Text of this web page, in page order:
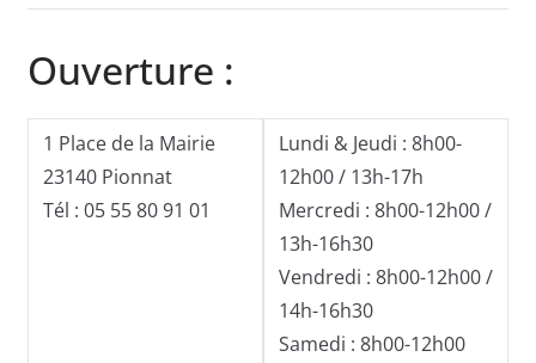
Ouverture :
1 Place de la Mairie
23140 Pionnat
Tél : 05 55 80 91 01
Lundi & Jeudi : 8h00-
12h00 / 13h-17h
Mercredi : 8h00-12h00 /
13h-16h30
Vendredi : 8h00-12h00 /
14h-16h30
Samedi : 8h00-12h00